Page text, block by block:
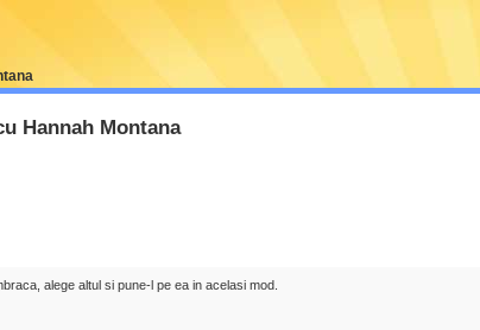
Hannah Montana
alege altul si pune-l pe ea in acelasi mod.